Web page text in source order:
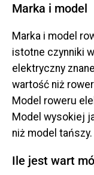
Marka i model
Marka i model
istotne czynniki
elektryczny
wartość niż
Model roweru
Model wysokiej
niż model tańszy.
Ile jest wart